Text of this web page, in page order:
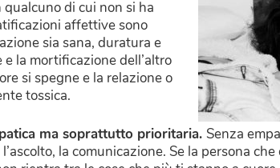
di cui non si ha
affettive sono
sia sana, duratura e
la mortificazione dell’altro
si spegne e la relazione o
tossica.
ma soprattutto prioritaria. Senza
la comunicazione. Se la persona